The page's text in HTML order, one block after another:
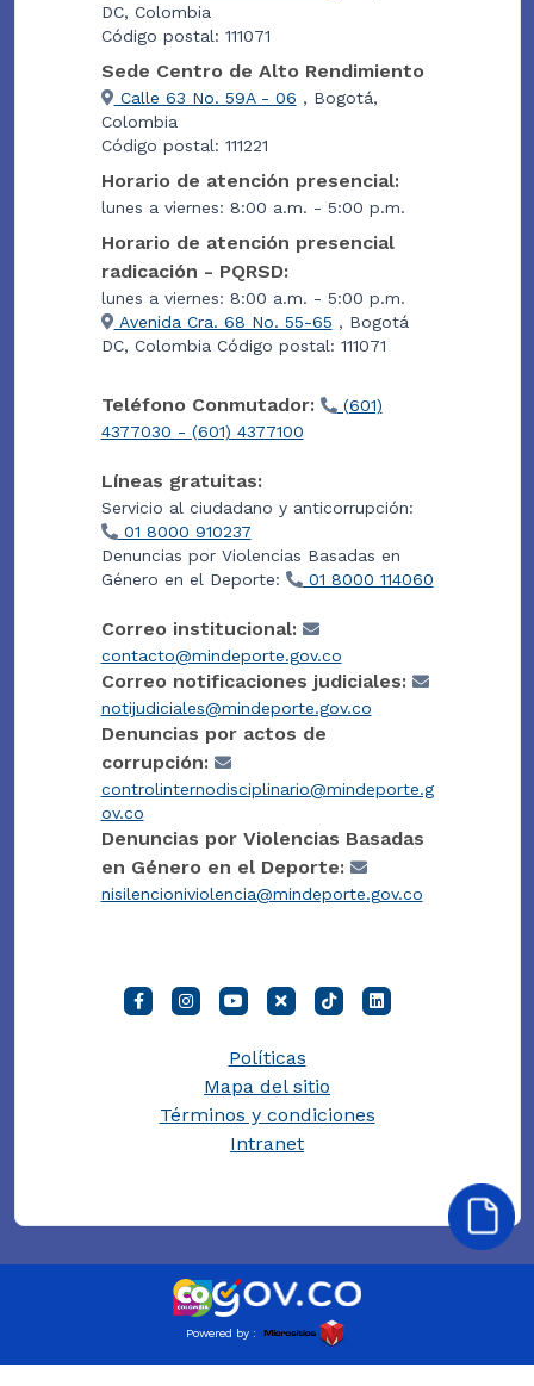
DC, Colombia
Código postal: 111071
Sede Centro de Alto Rendimiento
Calle 63 No. 59A - 06 , Bogotá,
Colombia
Código postal: 111221
Horario de atención presencial:
lunes a viernes: 8:00 a.m. - 5:00 p.m.
Horario de atención presencial
radicación - PQRSD:
lunes a viernes: 8:00 a.m. - 5:00 p.m.
Avenida Cra. 68 No. 55-65 , Bogotá
DC, Colombia Código postal: 111071
Teléfono Conmutador:
(601)
4377030 - (601) 4377100
Líneas gratuitas:
Servicio al ciudadano y anticorrupción:
01 8000 910237
Denuncias por Violencias Basadas en
Género en el Deporte:
01 8000 114060
Correo institucional:
contacto@mindeporte.gov.co
Correo notificaciones judiciales:
notijudiciales@mindeporte.gov.co
Denuncias por actos de
corrupción:
controlinternodisciplinario@mindeporte.g
ov.co
Denuncias por Violencias Basadas
en Género en el Deporte:
nisilencioniviolencia@mindeporte.gov.co
Políticas
Mapa del sitio
Términos y condiciones
Intranet
Powered by :